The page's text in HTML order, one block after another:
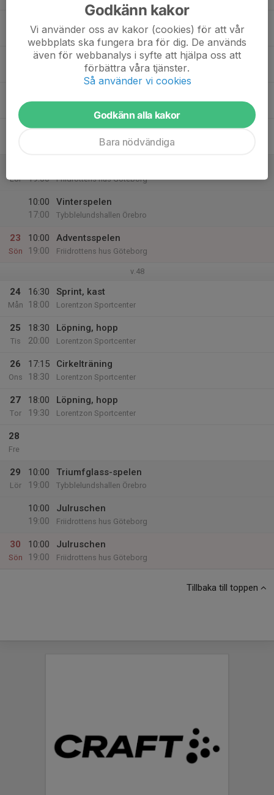
20:00
Lorentzon Sportcenter
17:15
Cirkelträning
Lorentzon Sportcenter
Tor
Lör
19:00
Friidrottens hus Göteborg
10:00
17:00
Vinterspelen
Tybblelundshallen Örebro
23
Sön
10:00
19:00
Adventsspelen
Friidrottens hus Göteborg
v.48
24
Mån
16:30
18:00
Sprint, kast
Lorentzon Sportcenter
25
Tis
18:30
20:00
Löpning, hopp
Lorentzon Sportcenter
26
Ons
17:15
18:30
Cirkelträning
Lorentzon Sportcenter
27
Tor
18:00
19:30
Löpning, hopp
Lorentzon Sportcenter
28
Fre
29
Lör
10:00
19:00
Triumfglass-spelen
Tybblelundshallen Örebro
10:00
19:00
Julruschen
Friidrottens hus Göteborg
30
Sön
10:00
19:00
Julruschen
Friidrottens hus Göteborg
Tillbaka till toppen
Godkänn kakor
Vi använder oss av kakor (cookies) för att vår
webbplats ska fungera bra för dig. De används
även för webbanalys i syfte att hjälpa oss att
förbättra våra tjänster.
Så använder vi cookies
Godkänn alla kakor
Bara nödvändiga